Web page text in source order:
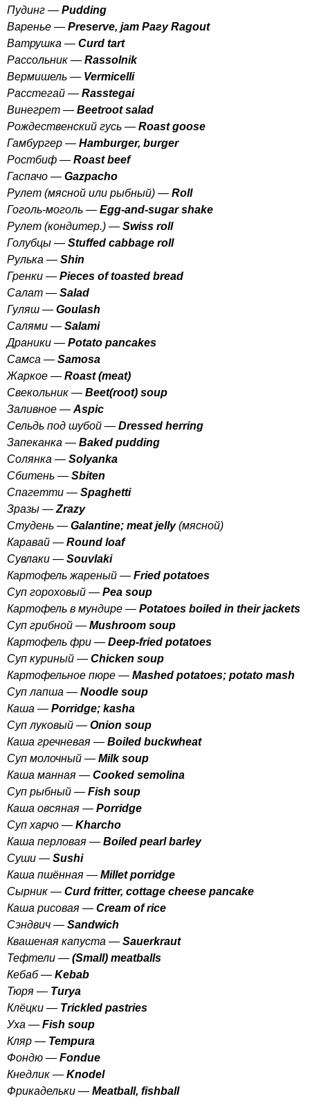
Пудинг — Pudding
Варенье — Preserve, jam РагуRagout
Ватрушка — Curd tart
Рассольник — Rassolnik
Вермишель — Vermicelli
Расстегай — Rasstegai
Винегрет — Beetroot salad
Рождественский гусь — Roast goose
Гамбургер — Hamburger, burger
Ростбиф — Roast beef
Гаспачо — Gazpacho
Рулет (мясной или рыбный) — Roll
Гоголь-моголь — Egg-and-sugar shake
Рулет (кондитер.) — Swiss roll
Голубцы — Stuffed cabbage roll
Рулька — Shin
Гренки — Pieces of toasted bread
Салат — Salad
Гуляш — Goulash
Салями — Salami
Драники — Potato pancakes
Самса — Samosa
Жаркое — Roast(meat)
Свекольник — Beet(root) soup
Заливное — Aspic
Сельдь под шубой — Dressed herring
Запеканка — Baked pudding
Солянка — Solyanka
Сбитень — Sbiten
Спагетти — Spaghetti
Зразы — Zrazy
Студень — Galantine; meat jelly(мясной)
Каравай — Round loaf
Сувлаки — Souvlaki
Картофель жареный — Fried potatoes
Суп гороховый — Pea soup
Картофель в мундире — Potatoes boiled in their jackets
Суп грибной — Mushroom soup
Картофель фри — Deep-fried potatoes
Суп куриный — Chicken soup
Картофельное пюре — Mashed potatoes; potato mash
Суп лапша — Noodle soup
Каша — Porridge; kasha
Суп луковый — Onion soup
Каша гречневая — Boiled buckwheat
Суп молочный — Milk soup
Каша манная — Cooked semolina
Суп рыбный — Fish soup
Каша овсяная — Porridge
Суп харчо — Kharcho
Каша перловая — Boiled pearl barley
Суши — Sushi
Каша пшённая — Millet porridge
Сырник — Curd fritter, cottage cheese pancake
Каша рисовая — Cream of rice
Сэндвич — Sandwich
Квашеная капуста — Sauerkraut
Тефтели — (Small) meatballs
Кебаб — Kebab
Тюря — Turya
Клёцки — Trickled pastries
Уха — Fish soup
Кляр — Tempura
Фондю — Fondue
Кнедлик — Knodel
Фрикадельки — Meatball, fishball